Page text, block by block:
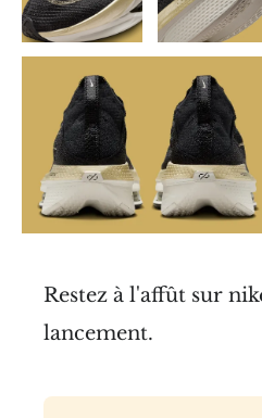
Restez à l'affût sur
lancement.